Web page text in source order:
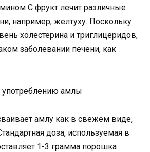
С фрукт лечит различные
например, желтуху. Поскольку
холестерина и триглицеридов,
заболевании печени, как
амлы
амлу как в свежем виде,
доза, используемая в
1-3 грамма порошка